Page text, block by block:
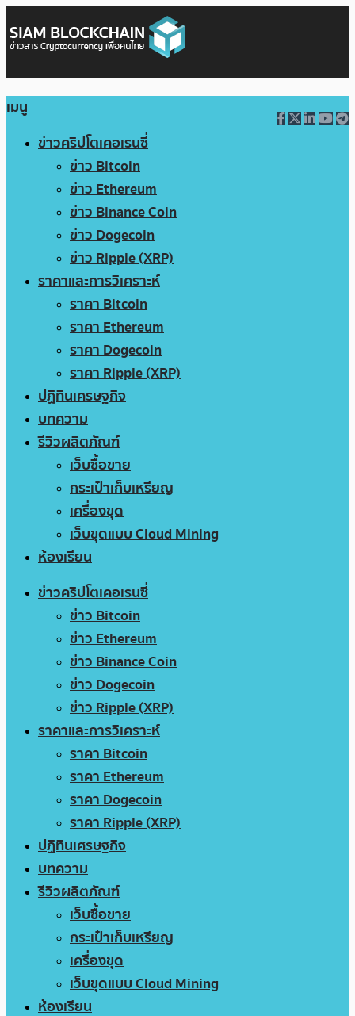
เมนู
ข่าวคริปโตเคอเรนซี่
ข่าว Bitcoin
ข่าว Ethereum
ข่าว Binance Coin
ข่าว Dogecoin
ข่าว Ripple (XRP)
ราคาและการวิเคราะห์
ราคา Bitcoin
ราคา Ethereum
ราคา Dogecoin
ราคา Ripple (XRP)
ปฏิทินเศรษฐกิจ
บทความ
รีวิวผลิตภัณฑ์
เว็บซื้อขาย
กระเป๋าเก็บเหรียญ
เครื่องขุด
เว็บขุดแบบ Cloud Mining
ห้องเรียน
ข่าวคริปโตเคอเรนซี่
ข่าว Bitcoin
ข่าว Ethereum
ข่าว Binance Coin
ข่าว Dogecoin
ข่าว Ripple (XRP)
ราคาและการวิเคราะห์
ราคา Bitcoin
ราคา Ethereum
ราคา Dogecoin
ราคา Ripple (XRP)
ปฏิทินเศรษฐกิจ
บทความ
รีวิวผลิตภัณฑ์
เว็บซื้อขาย
กระเป๋าเก็บเหรียญ
เครื่องขุด
เว็บขุดแบบ Cloud Mining
ห้องเรียน